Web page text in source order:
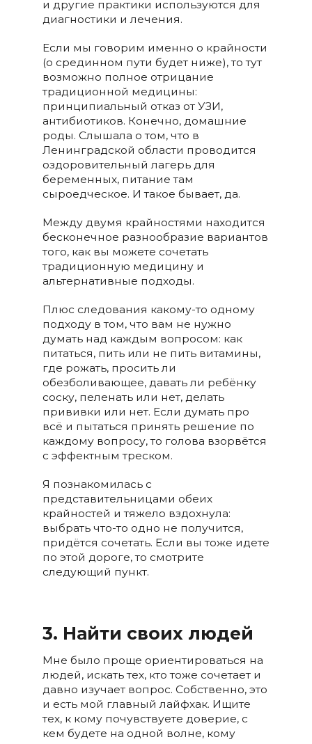
и другие практики используются для
диагностики и лечения.
Если мы говорим именно о крайности
(о срединном пути будет ниже), то тут
возможно полное отрицание
традиционной медицины:
принципиальный отказ от УЗИ,
антибиотиков. Конечно, домашние
роды. Слышала о том, что в
Ленинградской области проводится
оздоровительный лагерь для
беременных, питание там
сыроедческое. И такое бывает, да.
Между двумя крайностями находится
бесконечное разнообразие вариантов
того, как вы можете сочетать
традиционную медицину и
альтернативные подходы.
Плюс следования какому-то одному
подходу в том, что вам не нужно
думать над каждым вопросом: как
питаться, пить или не пить витамины,
где рожать, просить ли
обезболивающее, давать ли ребёнку
соску, пеленать или нет, делать
прививки или нет. Если думать про
всё и пытаться принять решение по
каждому вопросу, то голова взорвётся
с эффектным треском.
Я познакомилась с
представительницами обеих
крайностей и тяжело вздохнула:
выбрать что-то одно не получится,
придётся сочетать. Если вы тоже идете
по этой дороге, то смотрите
следующий пункт.
3. Найти своих людей
Мне было проще ориентироваться на
людей, искать тех, кто тоже сочетает и
давно изучает вопрос. Собственно, это
и есть мой главный лайфхак. Ищите
тех, к кому почувствуете доверие, с
кем будете на одной волне, кому